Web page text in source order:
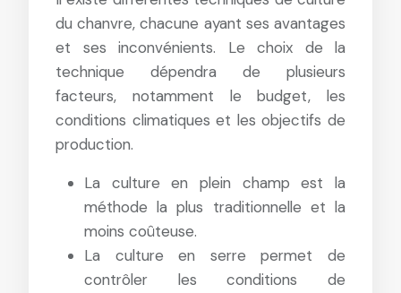
du chanvre, chacune ayant ses avantages
et ses inconvénients. Le choix de la
technique dépendra de plusieurs
facteurs, notamment le budget, les
conditions climatiques et les objectifs de
production.
La culture en plein champ est la
méthode la plus traditionnelle et la
moins coûteuse.
La culture en serre permet de
contrôler les conditions de